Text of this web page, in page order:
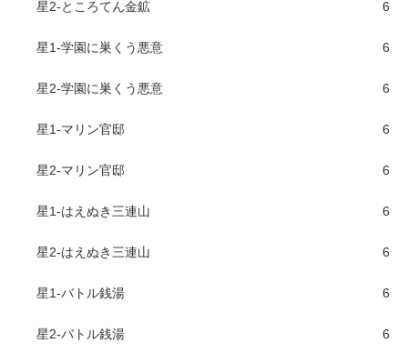
星2-ところてん金鉱 6
星1-学園に巣くう悪意 6
星2-学園に巣くう悪意 6
星1-マリン官邸 6
星2-マリン官邸 6
星1-はえぬき三連山 6
星2-はえぬき三連山 6
星1-バトル銭湯 6
星2-バトル銭湯 6